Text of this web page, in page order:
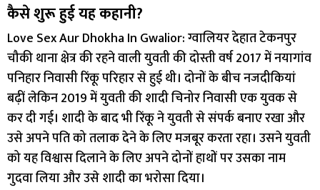
कैसे शुरू हुई यह कहानी?
Love Sex Aur Dhokha In Gwalior: ग्वालियर देहात टेकनपुर
चौकी थाना क्षेत्र की रहने वाली युवती की दोस्ती वर्ष 2017 में नयागांव
पनिहार निवासी रिंकू परिहार से हुई थी। दोनों के बीच नजदीकियां
बढ़ीं लेकिन 2019 में युवती की शादी चिनोर निवासी एक युवक से
कर दी गई। शादी के बाद भी रिंकू ने युवती से संपर्क बनाए रखा और
उसे अपने पति को तलाक देने के लिए मजबूर करता रहा। उसने युवती
को यह विश्वास दिलाने के लिए अपने दोनों हाथों पर उसका नाम
गुदवा लिया और उसे शादी का भरोसा दिया।